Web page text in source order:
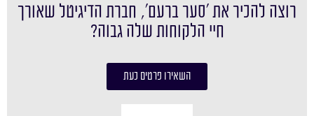
רוצה להכיר את ׳סער ברעם׳, חברת הדיגיטל שאורך
חיי הלקוחות שלה גבוה?
השאירו פרטים כעת